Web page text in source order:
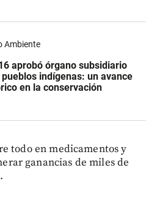
Ambiente
aprobó órgano subsidiario
indígenas: un avance
en la conservación
todo en medicamentos y
ganancias de miles de